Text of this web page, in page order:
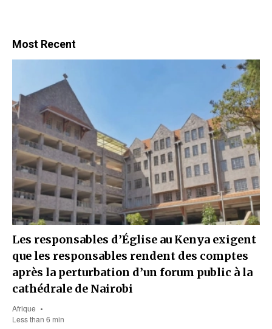
Most Recent
Les responsables d’Église au Kenya exigent
que les responsables rendent des comptes
après la perturbation d’un forum public à la
cathédrale de Nairobi
Afrique
Less than 6 min